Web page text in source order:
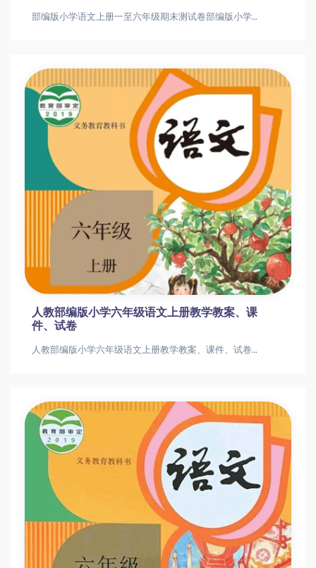
部编版小学语文上册一至六年级期末测试卷部编版小学语文上册一至六年级期末测试卷
人教部编版小学六年级语文上册教学教案、课
件、试卷
人教部编版小学六年级语文上册教学教案、课件、试卷人教部编版小学六年级语文上册教学教案、课件、试卷